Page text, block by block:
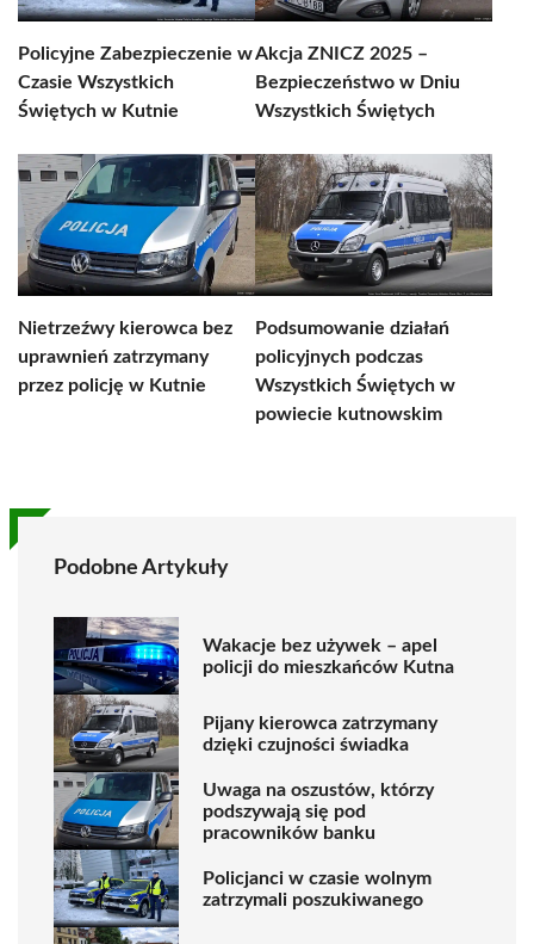
Policyjne Zabezpieczenie w
Czasie Wszystkich
Świętych w Kutnie
Akcja ZNICZ 2025 –
Bezpieczeństwo w Dniu
Wszystkich Świętych
Nietrzeźwy kierowca bez
uprawnień zatrzymany
przez policję w Kutnie
Podsumowanie działań
policyjnych podczas
Wszystkich Świętych w
powiecie kutnowskim
Podobne Artykuły
Wakacje bez używek – apel
policji do mieszkańców Kutna
Pijany kierowca zatrzymany
dzięki czujności świadka
Uwaga na oszustów, którzy
podszywają się pod
pracowników banku
Policjanci w czasie wolnym
zatrzymali poszukiwanego